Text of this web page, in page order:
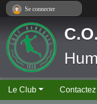
Le Club
Se connecter
Panneau de gestion des